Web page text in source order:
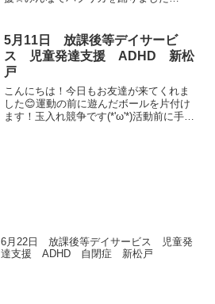
です！！カラーコーンを頭にのせクマさ
んになり...
5月11日 放課後等デイサービ
ス 児童発達支援 ADHD 新松
戸
こんにちは！今日もお友達が来てくれま
した😊運動の前に遊んだボールを片付け
ます！玉入れ競争です(*'ω'*)活動前に手遊
6月22日 放課後等デイサービス 児童発
達支援 ADHD 自閉症 新松戸